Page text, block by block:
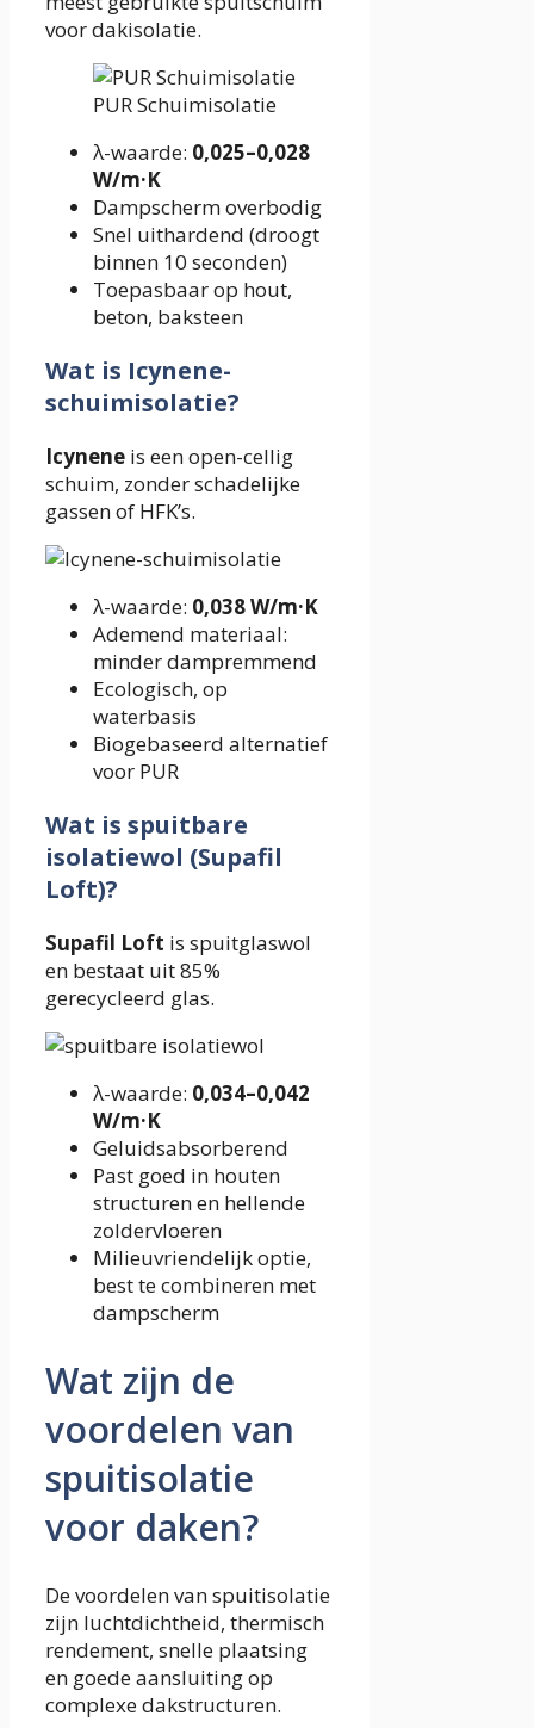
voor dakisolatie.
PUR Schuimisolatie
λ-waarde: 0,025–0,028
W/m·K
Dampscherm overbodig
Snel uithardend (droogt
binnen 10 seconden)
Toepasbaar op hout,
beton, baksteen
Wat is Icynene-
schuimisolatie?
Icynene is een open-cellig
schuim, zonder schadelijke
gassen of HFK’s.
λ-waarde: 0,038 W/m·K
Ademend materiaal:
minder dampremmend
Ecologisch, op
waterbasis
Biogebaseerd alternatief
voor PUR
Wat is spuitbare
isolatiewol (Supafil
Loft)?
Supafil Loft is spuitglaswol
en bestaat uit 85%
gerecycleerd glas.
λ-waarde: 0,034–0,042
W/m·K
Geluidsabsorberend
Past goed in houten
structuren en hellende
zoldervloeren
Milieuvriendelijk optie,
best te combineren met
dampscherm
Wat zijn de
voordelen van
spuitisolatie
voor daken?
De voordelen van spuitisolatie
zijn luchtdichtheid, thermisch
rendement, snelle plaatsing
en goede aansluiting op
complexe dakstructuren.